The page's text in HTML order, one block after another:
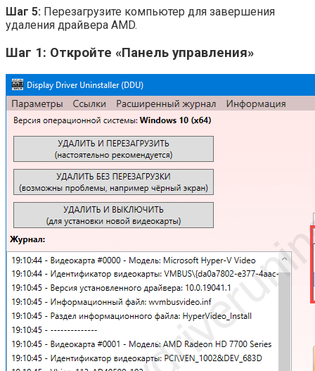
Шаг 5: Перезагрузите компьютер для завершения
удаления драйвера AMD.
Шаг 1: Откройте «Панель управления»